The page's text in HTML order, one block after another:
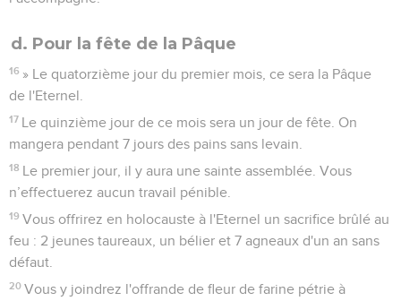
d. Pour la fête de la Pâque
16 » Le quatorzième jour du premier mois, ce sera la Pâque
de l'Eternel.
17 Le quinzième jour de ce mois sera un jour de fête. On
mangera pendant 7 jours des pains sans levain.
18 Le premier jour, il y aura une sainte assemblée. Vous
n’effectuerez aucun travail pénible.
19 Vous offrirez en holocauste à l'Eternel un sacrifice brûlé au
feu : 2 jeunes taureaux, un bélier et 7 agneaux d'un an sans
défaut.
20 Vous y joindrez l'offrande de fleur de farine pétrie à